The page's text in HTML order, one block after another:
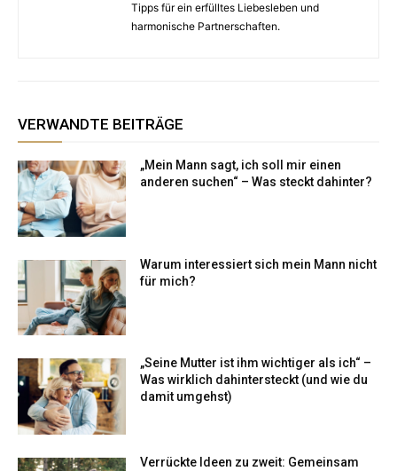
Tipps für ein erfülltes Liebesleben und
harmonische Partnerschaften.
VERWANDTE BEITRÄGE
„Mein Mann sagt, ich soll mir einen
anderen suchen“ – Was steckt dahinter?
Warum interessiert sich mein Mann nicht
für mich?
„Seine Mutter ist ihm wichtiger als ich“ –
Was wirklich dahintersteckt (und wie du
damit umgehst)
Verrückte Ideen zu zweit: Gemeinsam